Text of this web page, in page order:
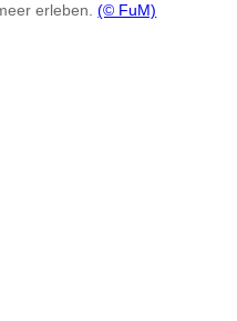
erleben.(© FuM)